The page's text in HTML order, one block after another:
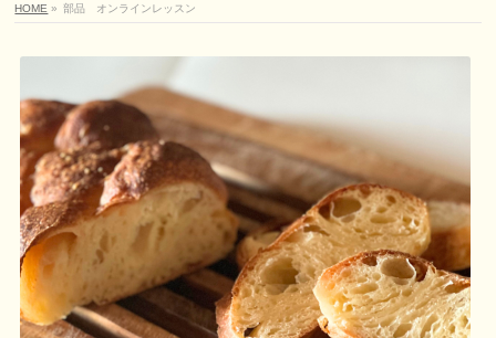
HOME » 部品 オンラインレッスン